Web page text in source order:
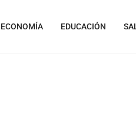
ECONOMÍA EDUCACIÓN